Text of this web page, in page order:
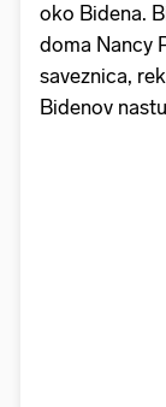
oko Bidena.
doma Nancy
saveznica,
Bidenov